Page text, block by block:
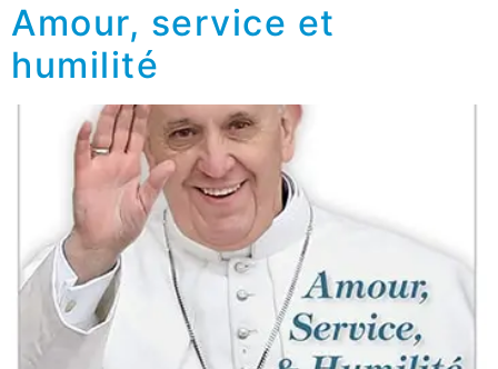
Amour, service et
humilité